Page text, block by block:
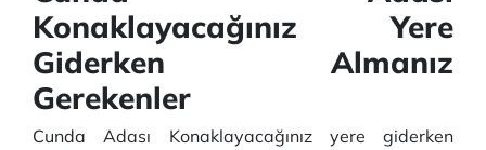
Konaklayacağınız Yere
Giderken Almanız
Gerekenler
Cunda Adası Konaklayacağınız yere giderken